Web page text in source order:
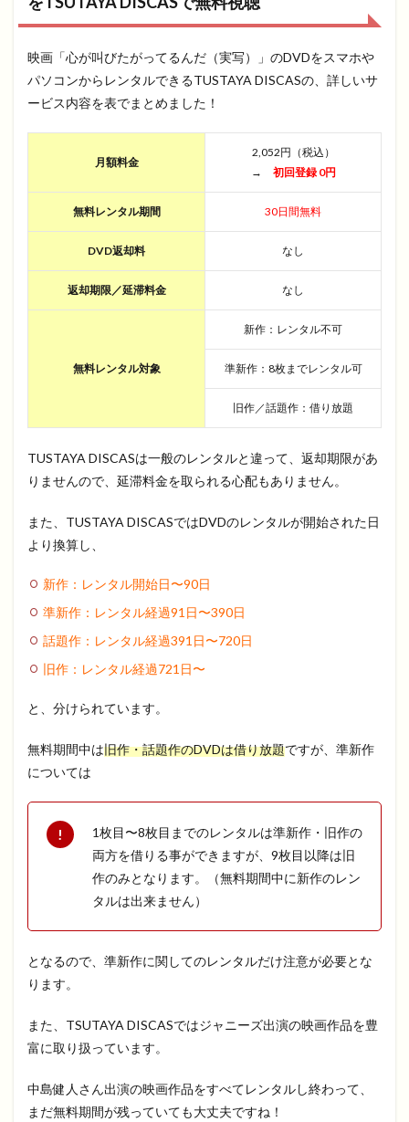
映画「心が叫びたがってるんだ（実写）」のDVDをスマホや
パソコンからレンタルできるTUSTAYA DISCASの、詳しいサ
ービス内容を表でまとめました！
月額料金
2,052円（税込）
→ 初回登録 0円
無料レンタル期間 30日間無料
DVD返却料 なし
返却期限／延滞料金 なし
無料レンタル対象
新作：レンタル不可
準新作：8枚までレンタル可
旧作／話題作：借り放題
TUSTAYA DISCASは一般のレンタルと違って、返却期限があ
りませんので、延滞料金を取られる心配もありません。
また、TUSTAYA DISCASではDVDのレンタルが開始された日
より換算し、
新作：レンタル開始日〜90日
準新作：レンタル経過91 日〜390日
話題作：レンタル経過391 日〜720日
旧作：レンタル経過721 日〜
と、分けられています。
無料期間中は旧作・話題作のDVDは借り放題ですが、準新作
については
1枚目〜8枚目までのレンタルは準新作・旧作の
両方を借りる事ができますが、9枚目以降は旧
作のみとなります。（無料期間中に新作のレン
タルは出来ません）
となるので、準新作に関してのレンタルだけ注意が必要とな
ります。
また、TSUTAYA DISCASではジャニーズ出演の映画作品を豊
富に取り扱っています。
中島健人さん出演の映画作品をすべてレンタルし終わって、
まだ無料期間が残っていても大丈夫ですね！